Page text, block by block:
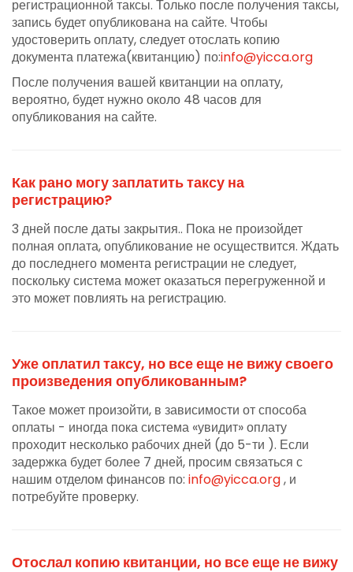
регистрационной таксы. Только после получения таксы,
запись будет опубликована на сайте. Чтобы
удостоверить оплату, следует отослать копию
документа платежа(квитанцию) по:info@yicca.org
После получения вашей квитанции на оплату,
вероятно, будет нужно около 48 часов для
опубликования на сайте.
Как рано могу заплатить таксу на
регистрацию?
3 дней после даты закрытия.. Пока не произойдет
полная оплата, опубликование не осуществится. Ждать
до последнего момента регистрации не следует,
поскольку система может оказаться перегруженной и
это может повлиять на регистрацию.
Уже оплатил таксу, но все еще не вижу своего
произведения опубликованным?
Такое может произойти, в зависимости от способа
оплаты - иногда пока система «увидит» оплату
проходит несколько рабочих дней (до 5-ти ). Если
задержка будет более 7 дней, просим связаться с
нашим отделом финансов по: info@yicca.org, и
потребуйте проверку.
Отослал копию квитанции, но все еще не вижу